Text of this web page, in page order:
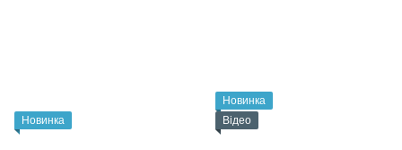
Новинка
Новинка
Відео